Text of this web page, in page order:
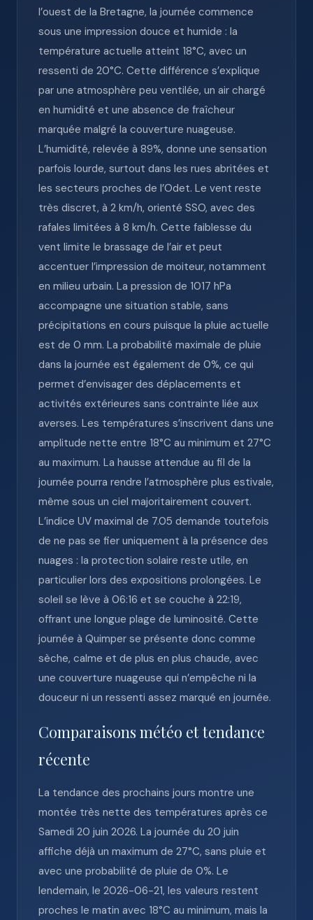
l’ouest de la Bretagne, la journée commence
sous une impression douce et humide : la
température actuelle atteint 18°C, avec un
ressenti de 20°C. Cette différence s’explique
par une atmosphère peu ventilée, un air chargé
en humidité et une absence de fraîcheur
marquée malgré la couverture nuageuse.
L’humidité, relevée à 89%, donne une sensation
parfois lourde, surtout dans les rues abritées et
les secteurs proches de l’Odet. Le vent reste
très discret, à 2 km/h, orienté SSO, avec des
rafales limitées à 8 km/h. Cette faiblesse du
vent limite le brassage de l’air et peut
accentuer l’impression de moiteur, notamment
en milieu urbain. La pression de 1017 hPa
accompagne une situation stable, sans
précipitations en cours puisque la pluie actuelle
est de 0 mm. La probabilité maximale de pluie
dans la journée est également de 0%, ce qui
permet d’envisager des déplacements et
activités extérieures sans contrainte liée aux
averses. Les températures s’inscrivent dans une
amplitude nette entre 18°C au minimum et 27°C
au maximum. La hausse attendue au fil de la
journée pourra rendre l’atmosphère plus estivale,
même sous un ciel majoritairement couvert.
L’indice UV maximal de 7.05 demande toutefois
de ne pas se fier uniquement à la présence des
nuages : la protection solaire reste utile, en
particulier lors des expositions prolongées. Le
soleil se lève à 06:16 et se couche à 22:19,
offrant une longue plage de luminosité. Cette
journée à Quimper se présente donc comme
sèche, calme et de plus en plus chaude, avec
une couverture nuageuse qui n’empêche ni la
douceur ni un ressenti assez marqué en journée.
Comparaisons météo et tendance
récente
La tendance des prochains jours montre une
montée très nette des températures après ce
Samedi 20 juin 2026. La journée du 20 juin
affiche déjà un maximum de 27°C, sans pluie et
avec une probabilité de pluie de 0%. Le
lendemain, le 2026-06-21, les valeurs restent
proches le matin avec 18°C au minimum, mais la